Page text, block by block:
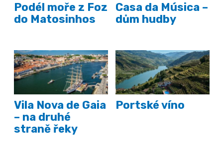
Podél moře z Foz
do Matosinhos
Casa da Música –
dům hudby
Vila Nova de Gaia
– na druhé
straně řeky
Portské víno